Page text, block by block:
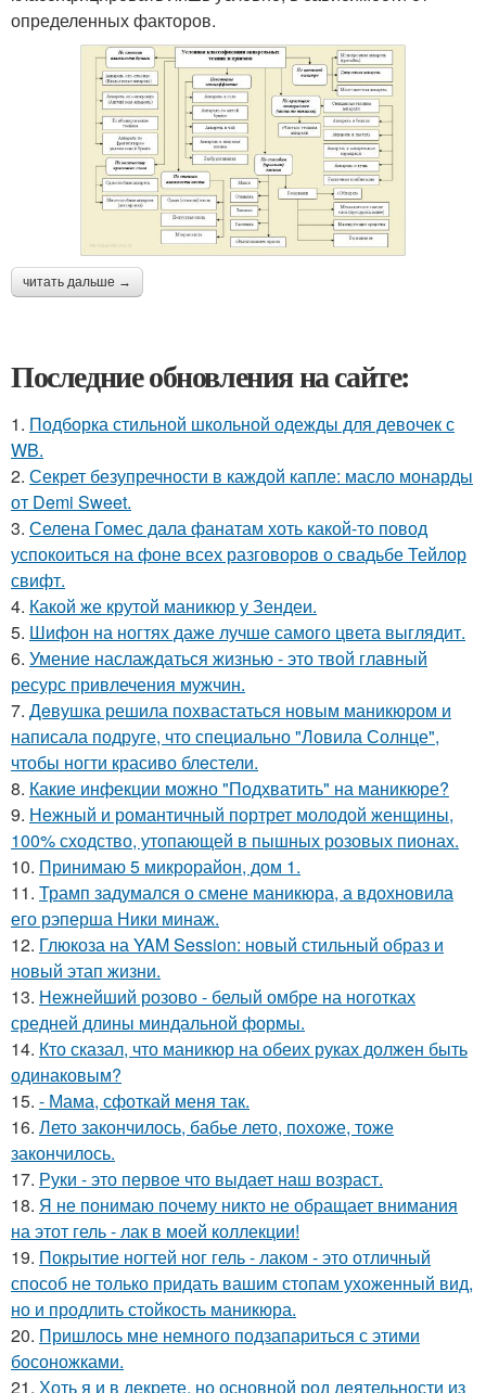
определенных факторов.
читать дальше →
Последние обновления на сайте:
1. Подборка стильной школьной одежды для девочек с
WB.
2. Секрет безупречности в каждой капле: масло монарды
от Demi Sweet.
3. Селена Гомес дала фанатам хоть какой-то повод
успокоиться на фоне всех разговоров о свадьбе Тейлор
свифт.
4. Какой же крутой маникюр у Зендеи.
5. Шифон на ногтях даже лучше самого цвета выглядит.
6. Умение наслаждаться жизнью - это твой главный
ресурс привлечения мужчин.
7. Дeвушка решила похвастаться новым маникюром и
написала подруге, что специально "Ловила Солнце",
чтобы ногти красиво блeстели.
8. Какие инфекции можно "Подхватить" на маникюре?
9. Нежный и романтичный портрет молодой женщины,
100% сходство, утопающей в пышных розовых пионах.
10. Принимаю 5 микрорайон, дом 1.
11. Трамп задумался о смене маникюра, а вдохновила
его рэперша Ники минаж.
12. Глюкоза на YAM Session: новый стильный образ и
новый этап жизни.
13. Нежнейший розово - белый омбре на ноготках
средней длины миндальной формы.
14. Кто сказал, что маникюр на обеих руках должен быть
одинаковым?
15. - Мама, сфоткай меня так.
16. Лето закончилось, бабье лето, похоже, тоже
закончилось.
17. Руки - это первое что выдает наш возраст.
18. Я не понимаю почему никто не обращает внимания
на этот гель - лак в моей коллекции!
19. Покрытие ногтей ног гель - лаком - это отличный
способ не только придать вашим стопам ухоженный вид,
но и продлить стойкость маникюра.
20. Пришлось мне немного подзапариться с этими
босоножками.
21. Хоть я и в декрете, но основной род деятельности из